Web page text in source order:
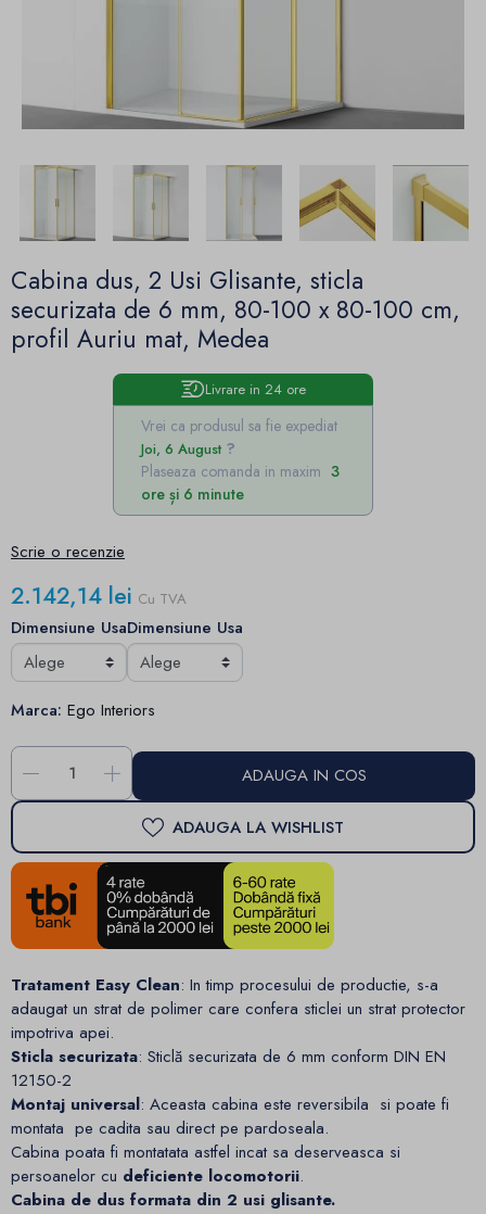
Cabina dus, 2 Usi Glisante, sticla
securizata de 6 mm, 80-100 x 80-100 cm,
profil Auriu mat, Medea
Livrare in 24 ore
Vrei ca produsul sa fie expediat
Joi, 6 August
Plaseaza comanda in maxim 3
ore și 6 minute
Scrie o recenzie
2.142,14 lei Cu TVA
Dimensiune UsaDimensiune Usa
Marca: Ego Interiors
- + ADAUGA IN COS
ADAUGA LA WISHLIST
Tratament Easy Clean: In timp procesului de productie, s-a
adaugat un strat de polimer care confera sticlei un strat protector
impotriva apei.
Sticla securizata: Sticlă securizata de 6 mm conform DIN EN
12150-2
Montaj universal: Aceasta cabina este reversibila si poate fi
montata pe cadita sau direct pe pardoseala.
Cabina poata fi montatata astfel incat sa deserveasca si
persoanelor cu deficiente locomotorii.
Cabina de dus formata din 2 usi glisante.